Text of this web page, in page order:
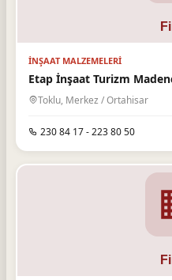
İNŞAAT MALZEMELERI
Etap İnşaat Turizm
Toklu, Merkez / Ortahisar
230 84 17 - 223 80 50